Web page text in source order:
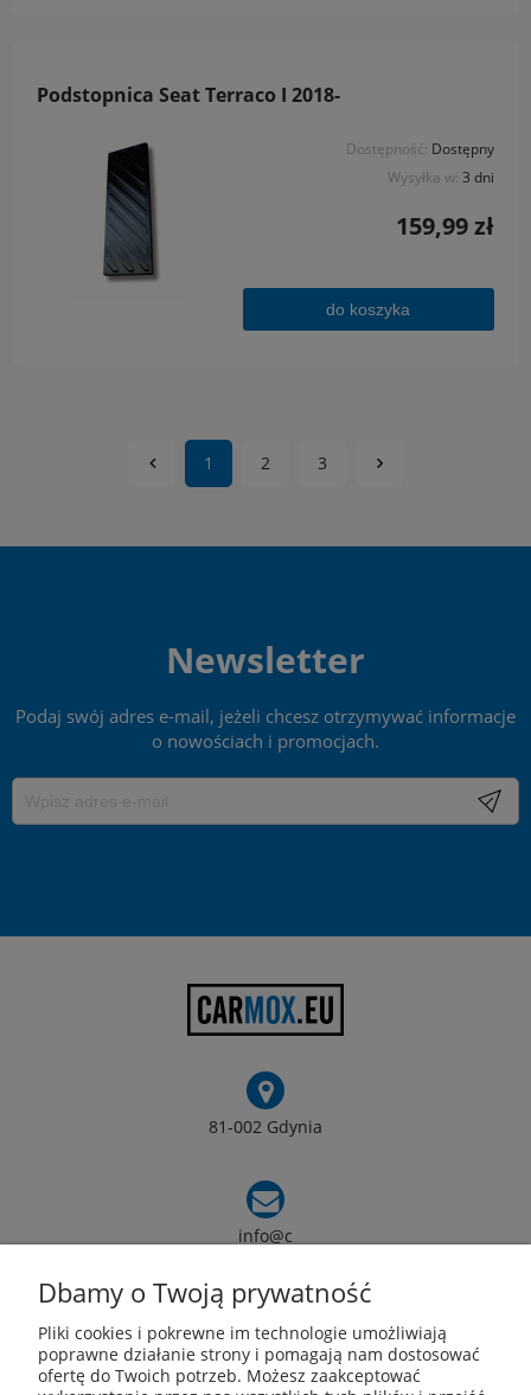
Podstopnica Seat Terraco I 2018-
Dostępność: Dostępny
Wysyłka w: 3 dni
159,99 zł
do koszyka
1 2 3
Newsletter
Podaj swój adres e-mail, jeżeli chcesz otrzymywać informacje
o nowościach i promocjach.
81-002 Gdynia
info@c
Pomoc
Dbamy o Twoją prywatność
Pliki cookies i pokrewne im technologie umożliwiają
poprawne działanie strony i pomagają nam dostosować
ofertę do Twoich potrzeb. Możesz zaakceptować